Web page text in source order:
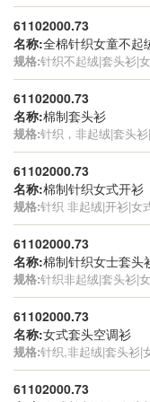
61102000.73
名称:全棉针织女童不起
规格:针织不起绒|套头衫|
61102000.73
名称:棉制套头衫
规格:针织，非起绒|套头
61102000.73
名称:棉制针织女式开衫
规格:针织 非起绒|开衫|女
61102000.73
名称:棉制针织女士套头
规格:针织非起绒|套头衫|
61102000.73
名称:女式套头空调衫
规格:针织,非起绒|套头衫|
61102000.73